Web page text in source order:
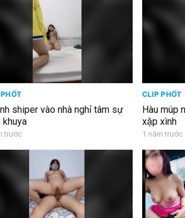
shiper vào nhà nghỉ tâm sự
trước
CLIP PHỐT
Hàu múp
xập xình
1 năm trước